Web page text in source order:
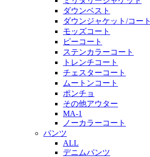
ダウンベスト
ダウンジャケット/コート
モッズコート
ピーコート
ステンカラーコート
トレンチコート
チェスターコート
ムートンコート
ポンチョ
その他アウター
MA-1
ノーカラーコート
パンツ
ALL
デニムパンツ